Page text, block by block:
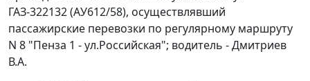
ГАЗ-322132 (АУ612/58), осуществлявший
пассажирские перевозки по регулярному маршруту
N 8 "Пенза 1 - ул.Российская"; водитель - Дмитриев
В.А.